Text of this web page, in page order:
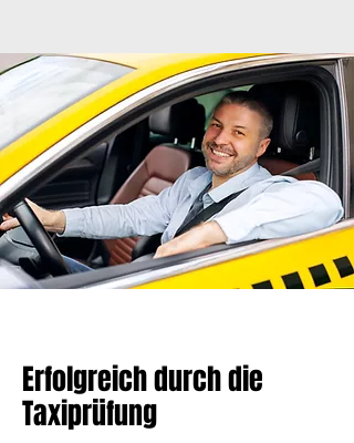
Erfolgreich durch die
Taxiprüfung